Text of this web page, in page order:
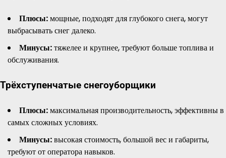
Плюсы:мощные, подходят для глубокого снега, могут
выбрасывать снег далеко.
Минусы:тяжелее и крупнее, требуют больше топлива и
обслуживания.
Трёхступенчатые снегоуборщики
Плюсы:максимальная производительность, эффективны в
самых сложных условиях.
Минусы:высокая стоимость, большой вес и габариты,
требуют от оператора навыков.